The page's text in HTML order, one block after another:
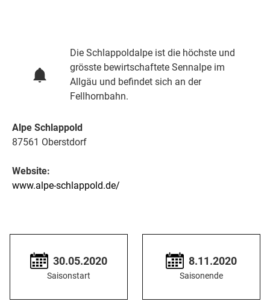
Die Schlappoldalpe ist die höchste und
grösste bewirtschaftete Sennalpe im
Allgäu und befindet sich an der
Fellhornbahn.
Alpe Schlappold
87561 Oberstdorf
Website:
www.alpe-schlappold.de/
30.05.2020
Saisonstart
8.11.2020
Saisonende